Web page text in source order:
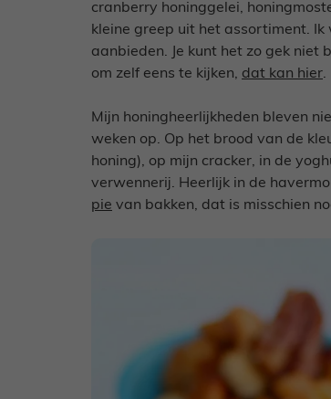
cranberry honinggelei,
kleine greep uit het assortiment.
aanbieden. Je kunt het zo gek niet
om zelf eens te kijken, dat kan hier.
Mijn honingheerlijkheden bleven
weken op. Op het brood van de
honing), op mijn cracker, in de
verwennerij. Heerlijk in de
pie van bakken, dat is misschien